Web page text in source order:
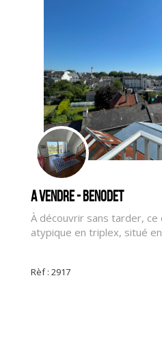
A vendre - BENODET
À découvrir sans tarder,
atypique en triplex, situé
Rèf : 2917